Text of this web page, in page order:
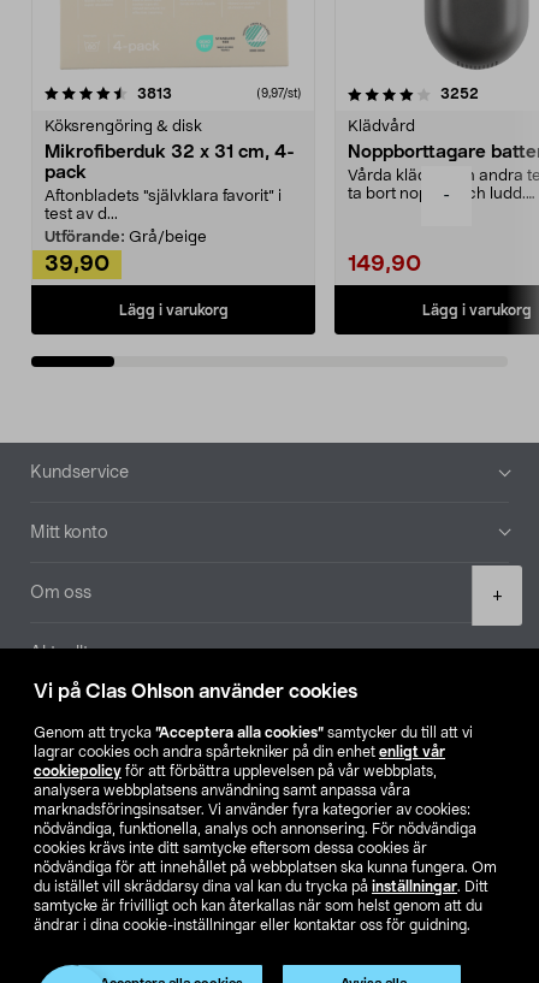
Vi på Clas Ohlson använder cookies
Genom att trycka ”Acceptera alla cookies” samtycker du till att vi
lagrar cookies och andra spårtekniker på din enhet enligt vår
cookiepolicy för att förbättra upplevelsen på vår webbplats,
analysera webbplatsens användning samt anpassa våra
marknadsföringsinsatser. Vi använder fyra kategorier av cookies:
nödvändiga, funktionella, analys och annonsering. För nödvändiga
cookies krävs inte ditt samtycke eftersom dessa cookies är
nödvändiga för att innehållet på webbplatsen ska kunna fungera. Om
du istället vill skräddarsy dina val kan du trycka på inställningar. Ditt
samtycke är frivilligt och kan återkallas när som helst genom att du
ändrar i dina cookie-inställningar eller kontaktar oss för guidning.
-
+
3813 (9,97/st)
Köksrengöring & disk
Mikrofiberduk 32 x 31 cm, 4-
pack
Aftonbladets "självklara favorit” i
test av d...
Utförande: Grå/beige
39,90
Lägg i varukorg
4.0av 5 stjärnor 3252
Klädvård
Noppborttagare
Vårda kläder och andra
ta bort noppor och ludd.
149,90
Lägg i varukorg
4.5av 5 stjärnor
Sidfot
Kundservice
Mitt konto
Om oss
Aktuellt
Hitta butik
SE NO FI